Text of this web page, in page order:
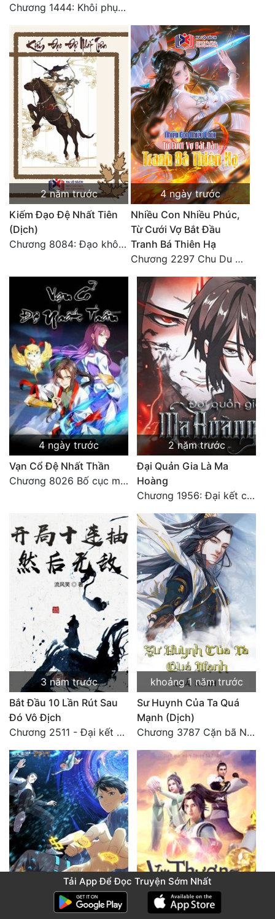
Chương 1444: Khôi phục quỹ đạo
2 năm trước
Kiếm Đạo Đệ Nhất Tiên
(Dịch)
Chương 8084: Đạo không bờ bến (Đại kết cục) (10)
4 ngày trước
Nhiều Con Nhiều Phúc,
Từ Cưới Vợ Bắt Đầu
Tranh Bá Thiên Hạ
Chương 2297 Chu Du Du mang thai
4 ngày trước
Vạn Cổ Đệ Nhất Thần
Chương 8026 Bố cục mới
2 năm trước
Đại Quản Gia Là Ma
Hoàng
Chương 1956: Đại kết cục
3 năm trước
Bắt Đầu 10 Lần Rút Sau
Đó Vô Địch
Chương 2511 - Đại kết cục, Phiên ngoại thiên: Chư thiên quy nhất giới, vĩnh hằng thế giới. Hết!
khoảng 1 năm trước
Sư Huynh Của Ta Quá
Mạnh (Dịch)
Chương 3787 Cặn bã Nam Thiên Đạo
Tải App Để Đọc Truyện Sớm Nhất